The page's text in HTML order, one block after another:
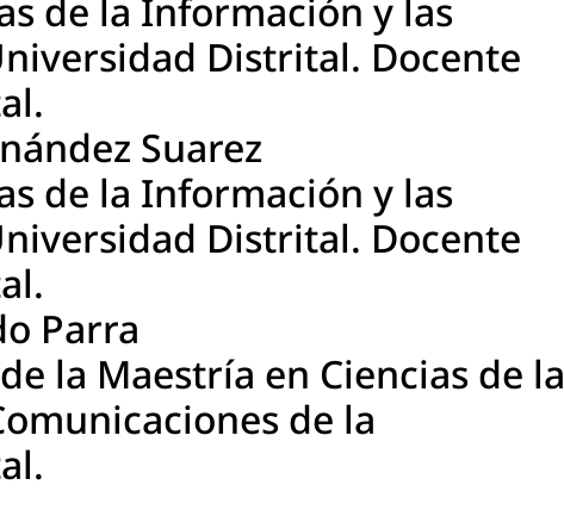
de la Información y las
Distrital. Docente
Suarez
de la Información y las
Distrital. Docente
Parra
la Maestría en Ciencias de la
de la